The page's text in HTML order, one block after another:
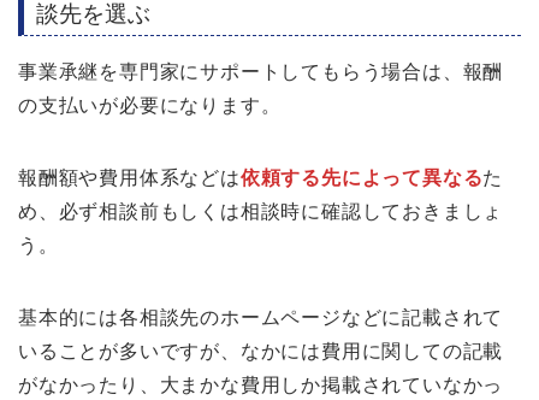
談先を選ぶ
事業承継を専門家にサポートしてもらう場合は、報酬
の支払いが必要になります。
報酬額や費用体系などは依頼する先によって異なるた
め、必ず相談前もしくは相談時に確認しておきましょ
う。
基本的には各相談先のホームページなどに記載されて
いることが多いですが、なかには費用に関しての記載
がなかったり、大まかな費用しか掲載されていなかっ